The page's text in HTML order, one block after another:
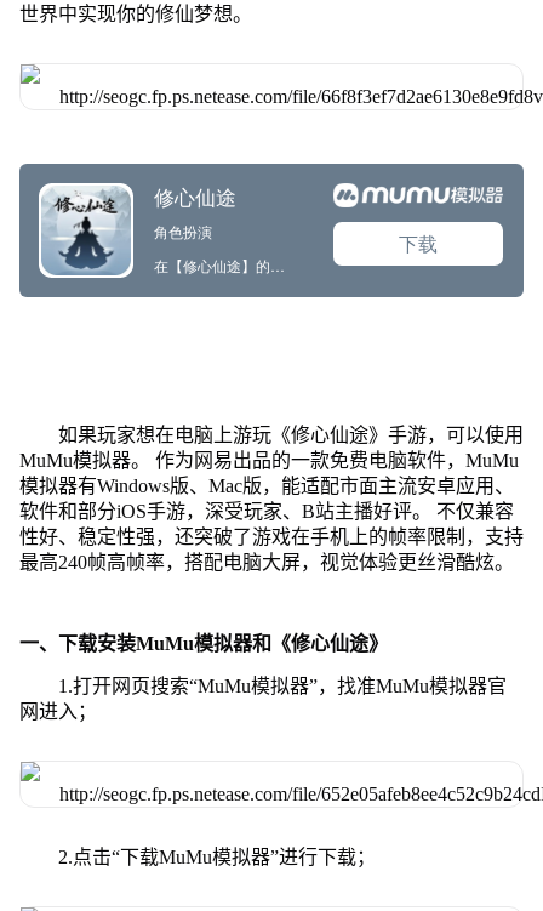
世界中实现你的修仙梦想。
如果玩家想在电脑上游玩《修心仙途》手游，可以使用
MuMu模拟器。 作为网易出品的一款免费电脑软件，MuMu
模拟器有Windows版、Mac版，能适配市面主流安卓应用、
软件和部分iOS手游，深受玩家、B站主播好评。 不仅兼容
性好、稳定性强，还突破了游戏在手机上的帧率限制，支持
最高240帧高帧率，搭配电脑大屏，视觉体验更丝滑酷炫。
一、下载安装MuMu模拟器和《修心仙途》
1.打开网页搜索“MuMu模拟器”，找准MuMu模拟器官
网进入；
2.点击“下载MuMu模拟器”进行下载；